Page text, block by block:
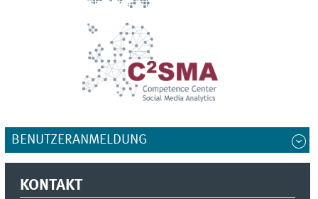
BENUTZERANMELDUNG
KONTAKT